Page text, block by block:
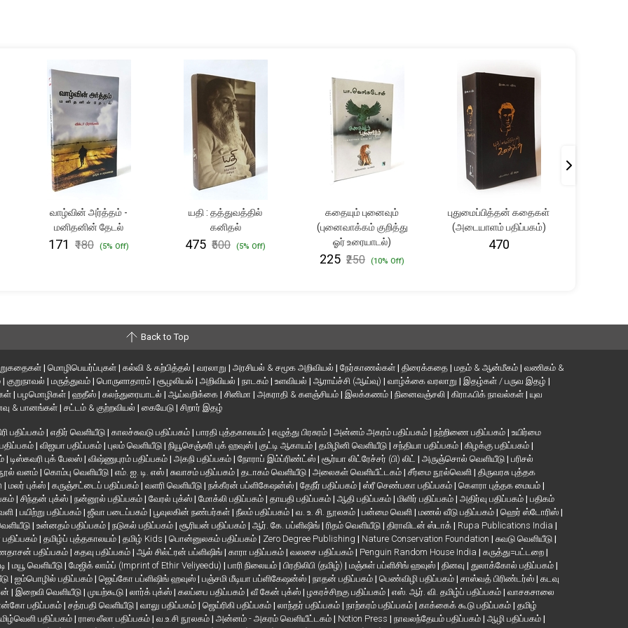
வாழ்வின் அர்த்தம் -
மனிதனின் தேடல்
₹171 ₹180 (5% Off)
யதி : தத்துவத்தில்
கனிதல்
₹475 ₹500 (5% Off)
கதையும் புனைவும்
(புனைவாக்கம் குறித்து
ஓர் உரையாடல்)
₹225 ₹250 (10% Off)
புதுமைப்பித்தன் கதைகள்
(அடையாளம் பதிப்பகம்)
₹470
Back to Top
| மொழிபெயர்ப்புகள் | கல்வி & கற்பித்தல் | வரலாறு | அரசியல் & சமூக அறிவியல் | நேர்காணல்கள் | திரைக்கதை | மதம் & ஆன்மீகம் | வணிகம் &
| குறுநாவல் | மருத்துவம் | பொருளாதாரம் | சூழலியல் | அறிவியல் | நாடகம் | உளவியல் | ஆராய்ச்சி (ஆய்வு) | வாழ்க்கை வரலாறு | இதழ்கள் / பருவ இதழ் |
| பழமொழிகள் | ஹதீஸ் | கலந்துரையாடல் | ஆய்வறிக்கை | சினிமா | அகராதி & களஞ்சியம் | இலக்கணம் | நினைவஞ்சலி | கிராஃபிக் நாவல்கள் | யுவ
& பானங்கள்| சட்டம் & குற்றவியல் | கையேடு | சிறார் இதழ்
பதிப்பகம்| எதிர் வெளியீடு | காலச்சுவடு பதிப்பகம் | பாரதி புத்தகாலயம் | எழுத்து பிரசுரம் | அன்னம் அகரம் பதிப்பகம் | நற்றிணை பதிப்பகம் | உயிர்மை
| விஜயா பதிப்பகம் | புலம் வெளியீடு | நியூசெஞ்சுரி புக் ஹவுஸ் | குட்டி ஆகாயம் | தமிழினி வெளியீடு | சந்தியா பதிப்பகம் | கிழக்கு பதிப்பகம் |
| டிஸ்கவரி புக் பேலஸ் | விஷ்ணுபுரம் பதிப்பகம் | அகநி பதிப்பகம் | நோராப் இம்ப்ரிண்ட்ஸ் | சூர்யா லிட்ரேச்சர் (பி) லிட் | அருஞ்சொல் வெளியீடு | பரிசல்
வனம் | கொம்பு வெளியீடு | எம். ஐ. டி. எஸ் | சுவாசம் பதிப்பகம் | தடாகம் வெளியீடு | அலைகள் வெளியீட்டகம் | சீர்மை நூல்வெளி | திருவரசு புத்தக
| மலர் புக்ஸ் | கருஞ்சட்டைப் பதிப்பகம் | வளரி வெளியீடு | நக்கீரன் பப்ளிகேஷன்ஸ் | தேநீர் பதிப்பகம் | ஸ்ரீ செண்பகா பதிப்பகம் | கௌரா புத்தக மையம் |
| சிந்தன் புக்ஸ் | நன்னூல் பதிப்பகம் | வேரல் புக்ஸ் | மோக்லி பதிப்பகம் | தாயதி பதிப்பகம் | ஆதி பதிப்பகம் | மிளிர் பதிப்பகம் | அதிர்வு பதிப்பகம் | பதிகம்
| பயிற்று பதிப்பகம் | ஜீவா படைப்பகம் | பூவுலகின் நண்பர்கள் | நீலம் பதிப்பகம் | வ. உ. சி. நூலகம் | பன்மை வெளி | மணல் வீடு பதிப்பகம் | ஹெர் ஸ்டோரிஸ் |
| உன்னதம் பதிப்பகம் | நடுகல் பதிப்பகம் | சூரியன் பதிப்பகம் | ஆர். கே. பப்ளிஷிங் | ரிதம் வெளியீடு | திராவிடன் ஸ்டாக் | Rupa Publications India |
பதிப்பகம் | தமிழ்ப் புத்தகாலயம் | தமிழ் Kids | பொன்னுலகம் பதிப்பகம் | Zero Degree Publishing | Nature Conservation Foundation | சுவடு வெளியீடு |
பதிப்பகம் | கதவு பதிப்பகம் | ஆல் சில்ட்ரன் பப்ளிஷிங் | காரா பதிப்பகம் | வலசை பதிப்பகம் | Penguin Random House India | கருத்து=பட்டறை |
| மயூ வெளியீடு | மேஜிக் லாம்ப் (Imprint of Ethir Veliyeedu) | பாரி நிலையம் | பிரதிலிபி (தமிழ்) | மஞ்சுள் பப்ளிசிங் ஹவுஸ் | தினவு | துலாக்கோல் பதிப்பகம் |
| ஐம்பொழில் பதிப்பகம் | ஜெய்கோ பப்ளிஷிங் ஹவுஸ் | பஞ்சமி மீடியா பப்ளிகேஷன்ஸ் | நாதன் பதிப்பகம் | பெண்விழி பதிப்பகம் | சாஸ்வத் பிரிண்டர்ஸ் | கடவு
| இறைவி வெளியீடு | முயற்கூடு | லார்க் புக்ஸ் | கலப்பை பதிப்பகம் | வீ கேன் புக்ஸ் | ழகரச்சிறகு பதிப்பகம் | எஸ். ஆர். வி. தமிழ்ப் பதிப்பகம் | வாசகசாலை
பதிப்பகம் | சத்ரபதி வெளியீடு | வாலு பதிப்பகம் | ஜெய்ரிகி பதிப்பகம் | லாந்தர் பதிப்பகம் | நாற்கரம் பதிப்பகம் | காக்கைக் கூடு பதிப்பகம் | தமிழ்
பதிப்பகம் | ராஸ லீலா பதிப்பகம் | வ.உ.சி நூலகம் | அன்னம் - அகரம் வெளியீட்டகம் | Notion Press | நாவலந்தேயம் பதிப்பகம் | ஆழி பதிப்பகம் |